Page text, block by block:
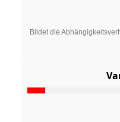
Bildet die